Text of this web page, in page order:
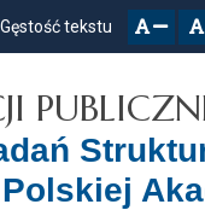
menu
Gęstość tekstu